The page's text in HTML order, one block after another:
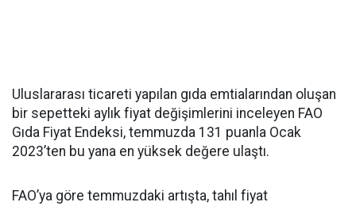
Uluslararası ticareti yapılan gıda emtialarından oluşan
bir sepetteki aylık fiyat değişimlerini inceleyen FAO
Gıda Fiyat Endeksi, temmuzda 131 puanla Ocak
2023’ten bu yana en yüksek değere ulaştı.
FAO’ya göre temmuzdaki artışta, tahıl fiyat